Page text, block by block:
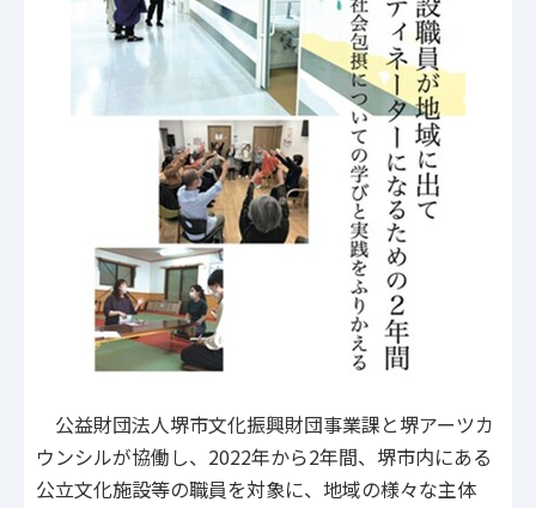
公益財団法人堺市文化振興財団事業課と堺アーツカ
ウンシルが協働し、2022年から2年間、堺市内にある
公立文化施設等の職員を対象に、地域の様々な主体